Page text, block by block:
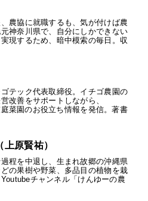
農協に就職するも、気が付けば農
神奈川県で、自分にしかできない
現するため、暗中模索の毎日。収
テック代表取締役。イチゴ農園の
改善をサポートしながら、
菜園のお役立ち情報を発信。著書
原賢祐）
程を中退し、生まれ故郷の沖縄県
の果樹や野菜、多品目の植物を栽
チャンネル「けんゆーの農